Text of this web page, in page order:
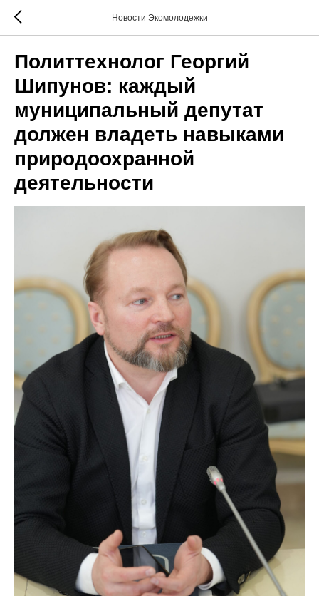
Новости Экомолодежки
Политтехнолог Георгий
Шипунов: каждый
муниципальный депутат
должен владеть навыками
природоохранной
деятельности